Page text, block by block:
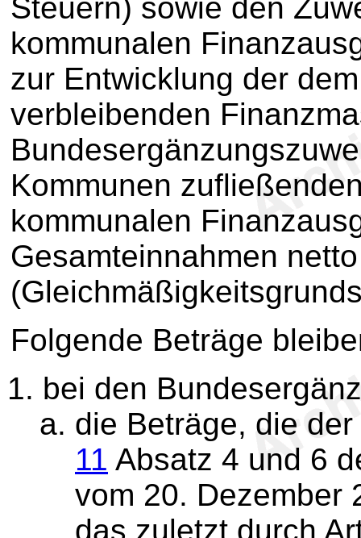
Steuern) sowie den
kommunalen
zur Entwicklung der
verbleibenden
Kommunen
kommunalen
Gesamteinnahmen
Folgende Beträge
bei den
die Beträge, die
11 Absatz 4 und 6
vom 20. Dezember
das zuletzt durch